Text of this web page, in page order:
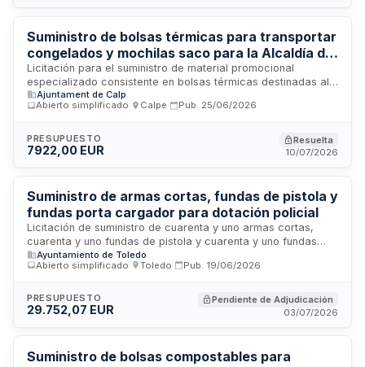
normas sociolaborales y sostenibilidad en la ejecución.
Suministro de bolsas térmicas para transportar
congelados y mochilas saco para la Alcaldía del
Ayuntamiento de Calp
Licitación para el suministro de material promocional
especializado consistente en bolsas térmicas destinadas al
transporte de productos congelados y mochilas tipo saco.
Estos artículos serán distribuidos por la Alcaldía del
para la difusión y visibilidad municipal. El contrato se realiza
conforme a la Ley de Contratos del Sector Público mediante
que los licitadores presenten ofertas de forma
independiente.
Ajuntament de Calp
Abierto simplificado
Calpe Pub. 25/06/2026
PRESUPUESTO
7922,00 EUR
Resuelta
10/07/2026
Suministro de armas cortas, fundas de pistola y
fundas porta cargador para dotación policial
Licitación de suministro de cuarenta y uno armas cortas,
cuarenta y uno fundas de pistola y cuarenta y uno fundas
porta cargador para segundo cargador. El contrato se regula
por la Ley de Contratos del Sector Público y se adjudicará a
sistema de determinación del precio es a tanto alzado. La
aplicación presupuestaria es 22101 1321 62304 con
administrativo conforme al Pliego de Cláusulas
Administrativas.
Ayuntamiento de Toledo
Abierto simplificado
Toledo Pub. 19/06/2026
PRESUPUESTO
29.752,07 EUR
Pendiente de Adjudicación
03/07/2026
Suministro de bolsas compostables para